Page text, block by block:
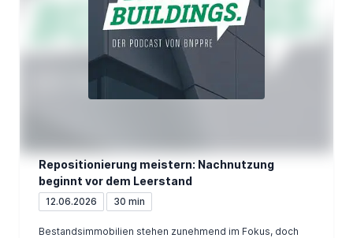
Repositionierung meistern: Nachnutzung
beginnt vor dem Leerstand
12.06.2026 30 min
Bestandsimmobilien stehen zunehmend im Fokus, doch